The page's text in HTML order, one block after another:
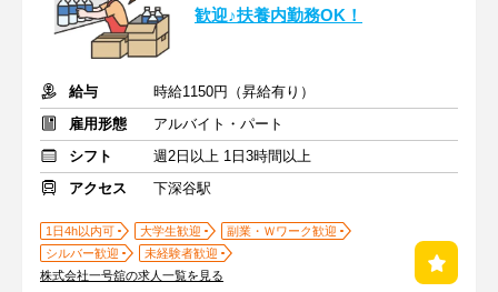
歓迎♪扶養内勤務OK！
給与
時給1150円（昇給有り）
雇用形態
アルバイト・パート
シフト
週2日以上 1日3時間以上
アクセス
下深谷駅
1日4h以内可 大学生歓迎
副業・Ｗワーク歓迎
シルバー歓迎
未経験者歓迎
株式会社一号舘の求人一覧を見る